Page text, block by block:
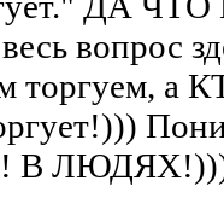
вопрос
торгуем, а
В